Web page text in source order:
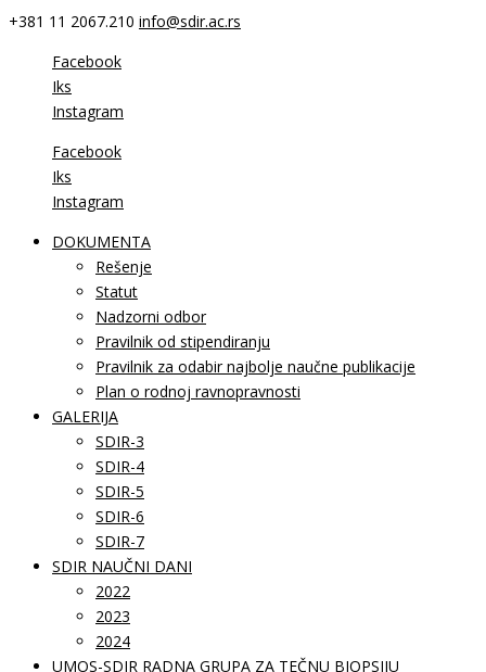
+381 11 2067.210 info@sdir.ac.rs
Facebook
Iks
Instagram
Facebook
Iks
Instagram
DOKUMENTA
Rešenje
Statut
Nadzorni odbor
Pravilnik od stipendiranju
Pravilnik za odabir najbolje naučne publikacije
Plan o rodnoj ravnopravnosti
GALERIJA
SDIR-3
SDIR-4
SDIR-5
SDIR-6
SDIR-7
SDIR NAUČNI DANI
2022
2023
2024
UMOS-SDIR RADNA GRUPA ZA TEČNU BIOPSIJU